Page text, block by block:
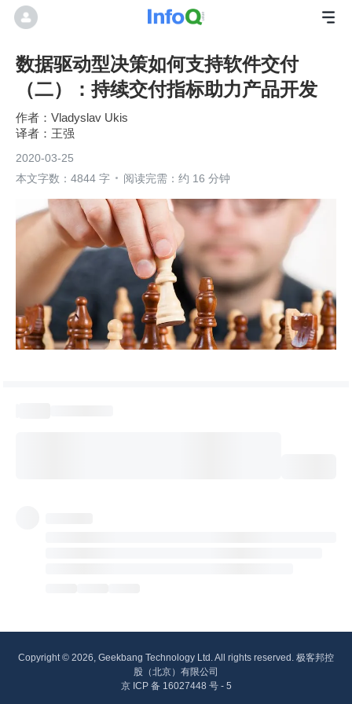
数据驱动型决策如何支持软件交付
（二）：持续交付指标助力产品开发
Vladyslav Ukis
王强
2020-03-25
本文字数：4844 字
阅读完需：约 16 分钟
Copyright © 2026, Geekbang Technology Ltd. All rights reserved. 极客邦控
股（北京）有限公司
京 ICP 备 16027448 号 - 5